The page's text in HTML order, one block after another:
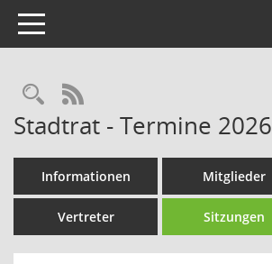
Toggle navigation
Rechercheauswahl
RSS-Feed
Stadtrat - Termine 2026
Informationen Mitglieder
Vertreter Sitzungen